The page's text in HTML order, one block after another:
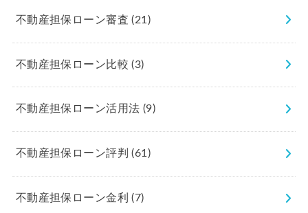
不動産担保ローン審査(21)
不動産担保ローン比較(3)
不動産担保ローン活用法 (9)
不動産担保ローン評判(61)
不動産担保ローン金利(7)